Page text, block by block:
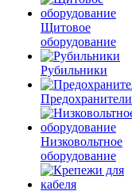
Щитовое
оборудование
Рубильники
Предохранители
Низковольтное
оборудование